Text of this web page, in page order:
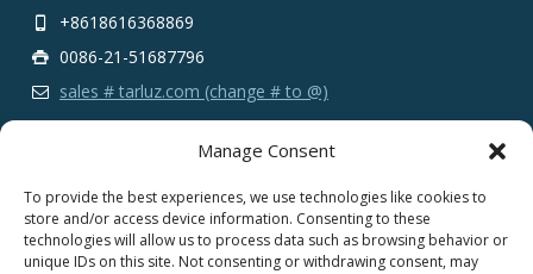
Manage Consent
To provide the best experiences, we use technologies like cookies to
store and/or access device information. Consenting to these
technologies will allow us to process data such as browsing behavior or
unique IDs on this site. Not consenting or withdrawing consent, may
+8618616368869
0086-21-51687796
sales # tarluz.com (change # to @)
Copyright 2025 © SHANGHAI TARLUZ TELECOM TECH.